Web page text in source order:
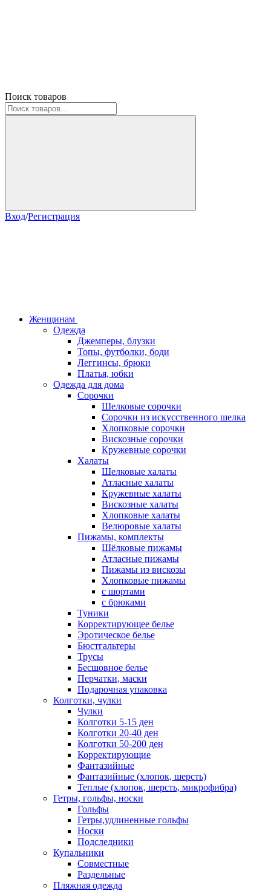
Поиск товаров
Вход/Регистрация
Женщинам
Одежда
Джемперы, блузки
Топы, футболки, боди
Леггинсы, брюки
Платья, юбки
Одежда для дома
Сорочки
Шелковые сорочки
Сорочки из искусственного шелка
Хлопковые сорочки
Вискозные сорочки
Кружевные сорочки
Халаты
Шелковые халаты
Атласные халаты
Кружевные халаты
Вискозные халаты
Хлопковые халаты
Велюровые халаты
Пижамы, комплекты
Шёлковые пижамы
Атласные пижамы
Пижамы из вискозы
Хлопковые пижамы
с шортами
с брюками
Туники
Корректирующее белье
Эротическое белье
Бюстгальтеры
Трусы
Бесшовное белье
Перчатки, маски
Подарочная упаковка
Колготки, чулки
Чулки
Колготки 5-15 ден
Колготки 20-40 ден
Колготки 50-200 ден
Корректирующие
Фантазийные
Фантазийные (хлопок, шерсть)
Теплые (хлопок, шерсть, микрофибра)
Гетры, гольфы, носки
Гольфы
Гетры,удлиненные гольфы
Носки
Подследники
Купальники
Совместные
Раздельные
Пляжная одежда